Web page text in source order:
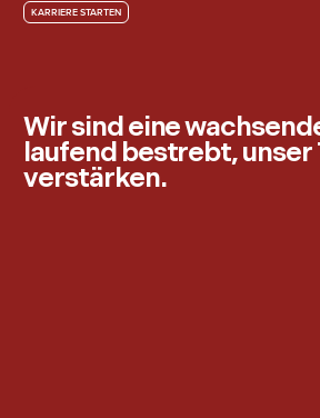
KARRIERE STARTEN
Wir sind eine
laufend bestrebt, unser
verstärken.